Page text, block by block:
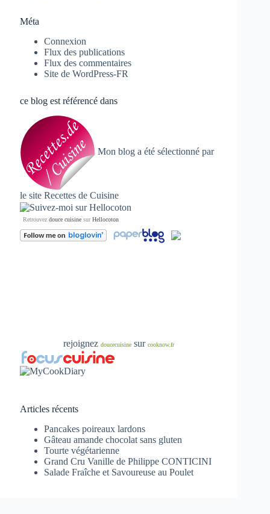
Méta
Connexion
Flux des publications
Flux des commentaires
Site de WordPress-FR
ce blog est référencé dans
Mon blog a été sélectionné par
le site Recettes de Cuisine
Retrouvez douce cuisine surHellocoton
rejoignezdoucecuisine surcooknow.fr
Articles récents
Pancakes poireaux lardons
Gâteau amande chocolat sans gluten
Tourte végétarienne
Grand Cru Vanille de Philippe CONTICINI
Salade Fraîche et Savoureuse au Poulet